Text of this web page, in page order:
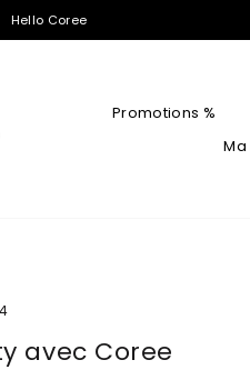
stocké en Suisse
Promotions %
avec Coree